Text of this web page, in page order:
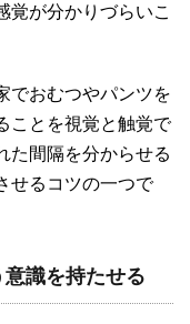
覚が分かりづらいこ
でおむつやパンツを
ことを視覚と触覚で
た間隔を分からせる
せるコツの一つで
識を持たせる